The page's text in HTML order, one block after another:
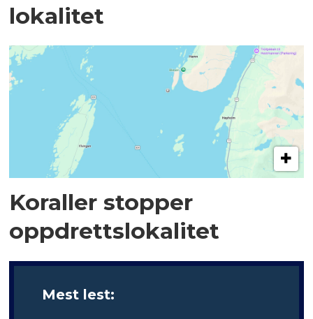
lokalitet
Koraller stopper
oppdrettslokalitet
Mest lest: